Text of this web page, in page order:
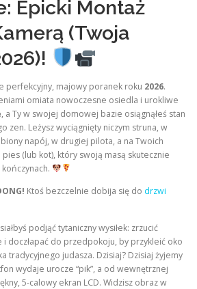
Epicki Montaż
(Twoja
perfekcyjny, majowy poranek roku 2026.
omiata nowoczesne osiedla i urokliwe
, a Ty w swojej domowej bazie osiągnąłeś stan
zen. Leżysz wyciągnięty niczym struna, w
napój, w drugiej pilota, a na Twoich
(lub kot), który swoją masą skutecznie
Ktoś bezczelnie dobija się do drzwi
podjąć tytaniczny wysiłek: zrzucić
i doczłapać do przedpokoju, by przykleić oko
tradycyjnego judasza. Dzisiaj? Dzisiaj żyjemy
wydaje urocze “pik”, a od wewnętrznej
5-calowy ekran LCD. Widzisz obraz w